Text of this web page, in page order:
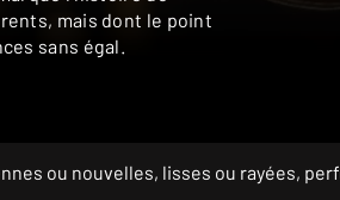
mais dont le point
sans égal.
ou nouvelles, lisses ou rayées,